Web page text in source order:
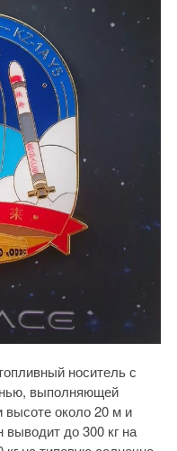
носитель с
выполняющей
около 20 м и
выводит до 300 кг на